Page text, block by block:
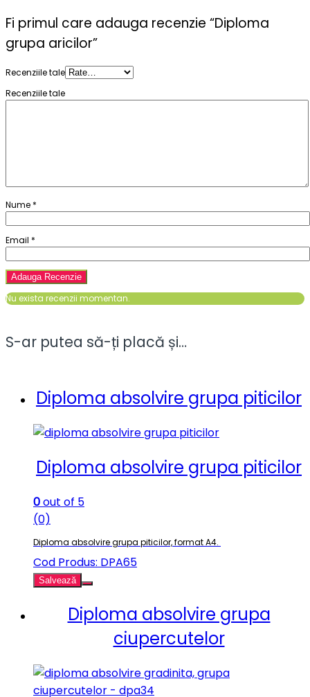
Fi primul care adauga recenzie “Diploma
grupa aricilor”
Recenziile tale
Recenziile tale
Nume *
Email *
Nu exista recenzii momentan.
S-ar putea să-ți placă și…
Diploma absolvire grupa piticilor
Diploma absolvire grupa piticilor
0out of 5
(0)
Diploma absolvire grupa piticilor, format A4.
Cod Produs: DPA65
Salvează
Diploma absolvire grupa
ciupercutelor